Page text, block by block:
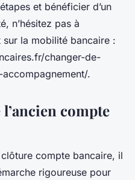
et bénéficier d’un
n’hésitez pas à
la mobilité bancaire :
changer-de-
.
compte
compte bancaire, il
rigoureuse pour